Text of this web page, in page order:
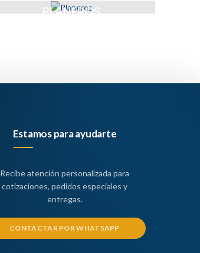
PLANEROS
Estamos para ayudarte
Recibe atención personalizada para
cotizaciones, pedidos especiales y
entregas.
CONTACTAR POR WHATSAPP